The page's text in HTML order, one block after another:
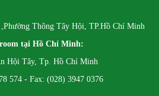
Thông Tây Hội, TP.Hồ Chí Minh
tại Hồ Chí Minh:
Hội Tây, Tp. Hồ Chí Minh
574 - Fax: (028) 3947 0376